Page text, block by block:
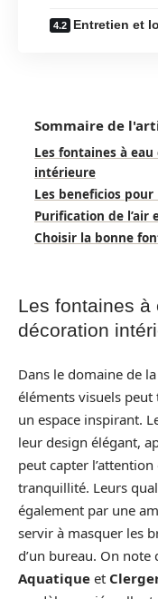
Entretien et
Sommaire de
Les fontaines à
intérieure
Les beneficios
Purification de l’air
Choisir la bonne
Les fontaines à
décoration
Dans le domaine de
éléments visuels
un espace inspirant.
leur design élégant,
peut capter
tranquillité. Leurs
également par une
servir à masquer les
d’un bureau. On
Aquatique et